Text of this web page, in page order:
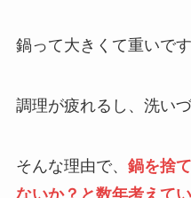
鍋って大きくて重いです
調理が疲れるし、洗い
そんな理由で、 鍋を捨
ないか？と数年考えてい